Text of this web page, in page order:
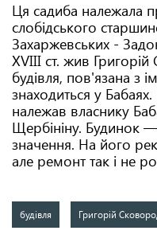
Ця садиба належала
слобідського
Захаржевських -
XVIII ст. жив
будівля, пов'язана з
знаходиться у
належав власнику
Щербініну. Будинок —
значення. На його
але ремонт так і не
будівля Григорій